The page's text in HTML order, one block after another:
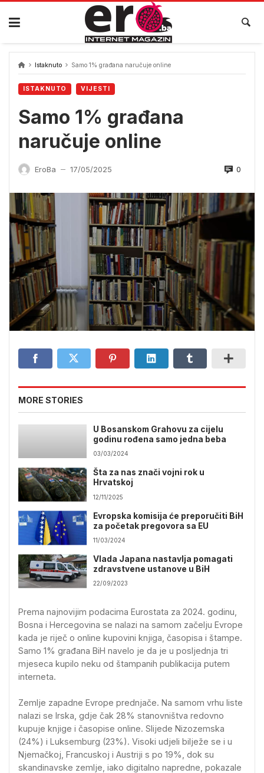
Skip
content
Istaknuto Samo 1% građana naručuje online
ISTAKNUTO VIJESTI
Samo 1% građana
naručuje online
EroBa — 17/05/2025 0
MORE STORIES
U Bosanskom Grahovu za cijelu
godinu rođena samo jedna beba
03/03/2024
Šta za nas znači vojni rok u
Hrvatskoj
12/11/2025
Evropska komisija će preporučiti BiH
za početak pregovora sa EU
11/03/2024
Vlada Japana nastavlja pomagati
zdravstvene ustanove u BiH
22/09/2023
Prema najnovijim podacima Eurostata za 2024. godinu,
Bosna i Hercegovina se nalazi na samom začelju Evrope
kada je riječ o online kupovini knjiga, časopisa i štampe.
Samo 1% građana BiH navelo je da je u posljednja tri
mjeseca kupilo neku od štampanih publikacija putem
interneta.
Zemlje zapadne Evrope prednjače. Na samom vrhu liste
nalazi se Irska, gdje čak 28% stanovništva redovno
kupuje knjige i časopise online. Slijede Nizozemska
(24%) i Luksemburg (23%). Visoki udjeli bilježe se i u
Njemačkoj, Francuskoj i Austriji s po 19%, dok su
skandinavske zemlje, iako digitalno napredne, pokazale